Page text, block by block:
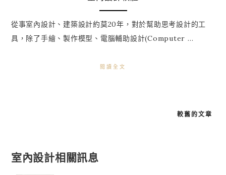
從事室內設計、建築設計約莫20年，對於幫助思考設計的工
具，除了手繪、製作模型、電腦輔助設計(Computer …
閱讀全文
導
較舊的文章
室內設計相關訊息